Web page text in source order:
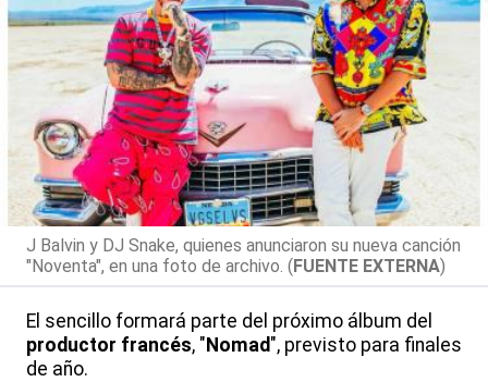
J Balvin y DJ Snake, quienes anunciaron su nueva canción
"Noventa", en una foto de archivo. (FUENTE EXTERNA)
El sencillo formará parte del próximo álbum del
productor francés, " Nomad", previsto para finales
de año.